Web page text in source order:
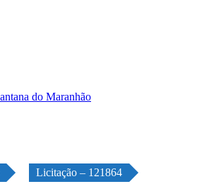
Licitação – 121864